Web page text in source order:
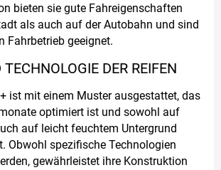
bieten sie gute Fahreigenschaften
als auch auf der Autobahn und sind
Fahrbetrieb geeignet.
DER REIFEN
ist mit einem Muster ausgestattet, das
optimiert ist und sowohl auf
auf leicht feuchtem Untergrund
Obwohl spezifische Technologien
gewährleistet ihre Konstruktion